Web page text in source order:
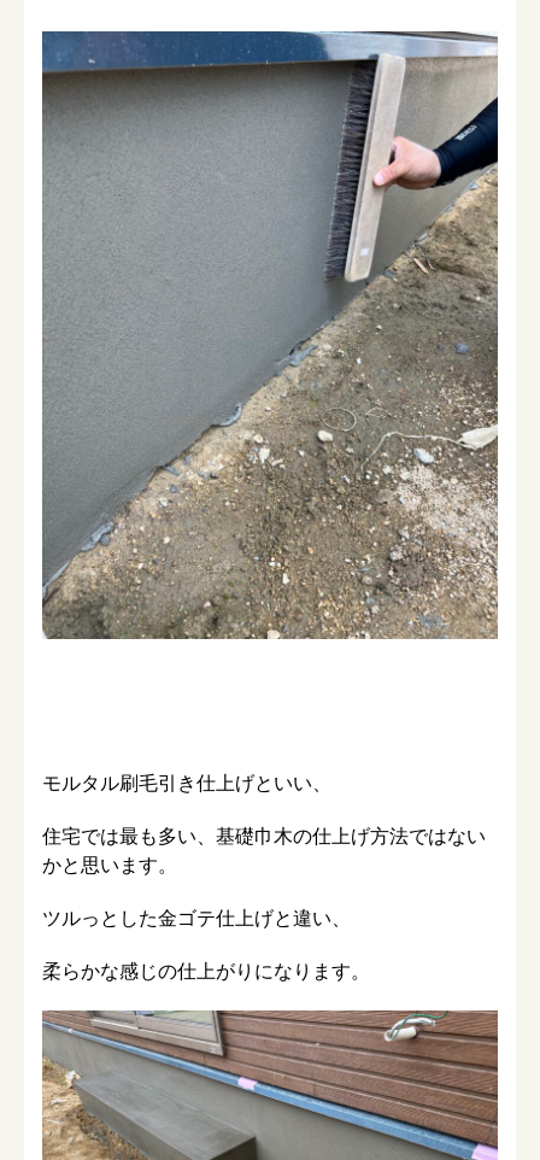
モルタル刷毛引き仕上げといい、
住宅では最も多い、基礎巾木の仕上げ方法ではない
かと思います。
ツルっとした金ゴテ仕上げと違い、
柔らかな感じの仕上がりになります。